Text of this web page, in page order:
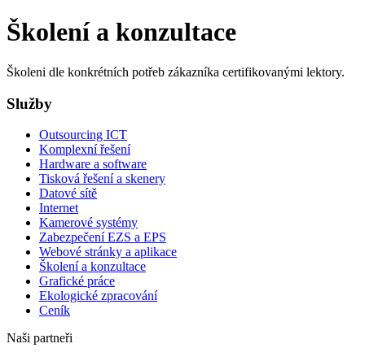
Školení a konzultace
Školeni dle konkrétních potřeb zákazníka certifikovanými lektory.
Služby
Outsourcing ICT
Komplexní řešení
Hardware a software
Tisková řešení a skenery
Datové sítě
Internet
Kamerové systémy
Zabezpečení EZS a EPS
Webové stránky a aplikace
Školení a konzultace
Grafické práce
Ekologické zpracování
Ceník
Naši partneři